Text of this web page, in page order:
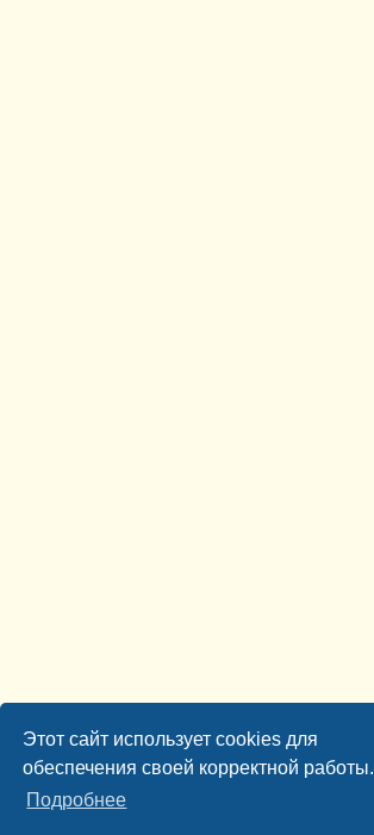
Этот сайт использует cookies для
обеспечения своей корректной работы.
Подробнее